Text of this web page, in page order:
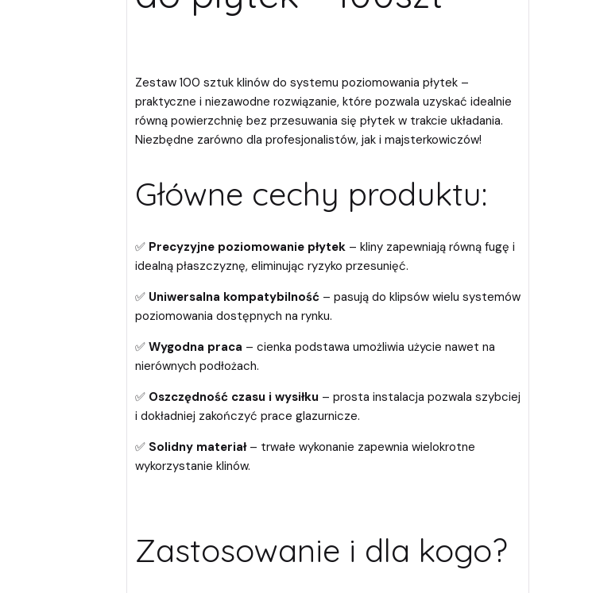
Zestaw 100 sztuk klinów do systemu poziomowania płytek –
praktyczne i niezawodne rozwiązanie, które pozwala uzyskać idealnie
równą powierzchnię bez przesuwania się płytek w trakcie układania.
Niezbędne zarówno dla profesjonalistów, jak i majsterkowiczów!
Główne cechy produktu:
✅ Precyzyjne poziomowanie płytek– kliny zapewniają równą fugę i
idealną płaszczyznę, eliminując ryzyko przesunięć.
✅ Uniwersalna kompatybilność– pasują do klipsów wielu systemów
poziomowania dostępnych na rynku.
✅ Wygodna praca – cienka podstawa umożliwia użycie nawet na
nierównych podłożach.
✅ Oszczędność czasu i wysiłku – prosta instalacja pozwala szybciej
i dokładniej zakończyć prace glazurnicze.
✅ Solidny materiał– trwałe wykonanie zapewnia wielokrotne
wykorzystanie klinów.
Zastosowanie i dla kogo?